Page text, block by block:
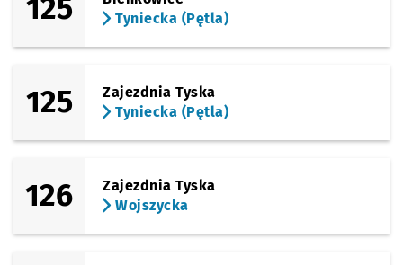
125
Tyniecka (Pętla)
125
Zajezdnia Tyska
Tyniecka (Pętla)
126
Zajezdnia Tyska
Wojszycka